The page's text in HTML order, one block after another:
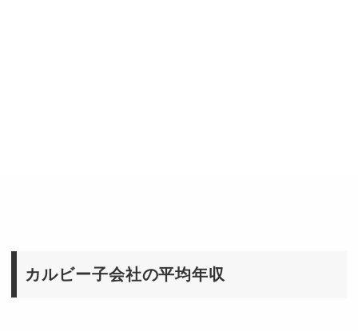
カルビー子会社の平均年収